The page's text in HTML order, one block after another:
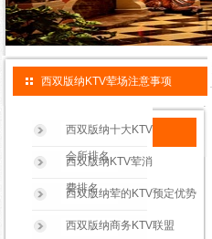
西双版纳KTV荤场注意事项
西双版纳十大KTV
会所排名
西双版纳KTV荤消
费排名
西双版纳荤的KTV预定优势
西双版纳商务KTV联盟